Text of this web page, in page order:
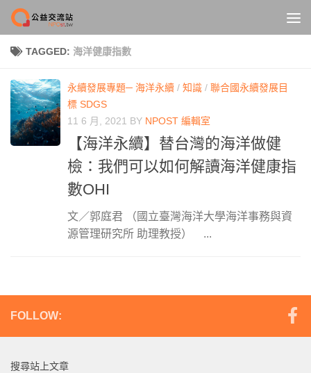
Skip to content
TAGGED: 海洋健康指數
永續發展專題─ 海洋永續 / 知識 / 聯合國永續發展目
標 SDGS
11 6 月, 2021 BY NPOST 編輯室
【海洋永續】替台灣的海洋做健
檢：我們可以如何解讀海洋健康指
數OHI
文／郭庭君 （國立臺灣海洋大學海洋事務與資
源管理研究所 助理教授） ...
FOLLOW:
搜尋站上文章